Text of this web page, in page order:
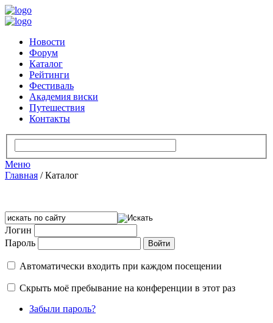
Новости
Форум
Каталог
Рейтинги
Фестиваль
Академия виски
Путешествия
Контакты
Меню
Главная /Каталог
Логин
Пароль
Автоматически входить при каждом посещении
Скрыть моё пребывание на конференции в этот раз
Забыли пароль?